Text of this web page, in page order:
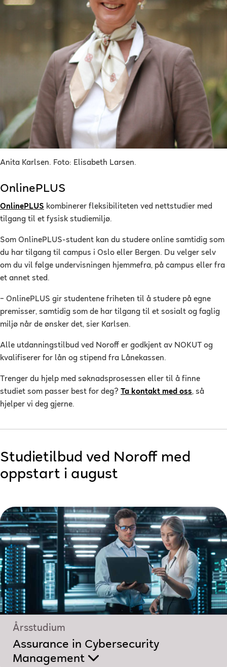
Anita Karlsen. Foto: Elisabeth Larsen.
OnlinePLUS
OnlinePLUS kombinerer fleksibiliteten ved nettstudier med
tilgang til et fysisk studiemiljø.
Som OnlinePLUS-student kan du studere online samtidig som
du har tilgang til campus i Oslo eller Bergen. Du velger selv
om du vil følge undervisningen hjemmefra, på campus eller fra
et annet sted.
– OnlinePLUS gir studentene friheten til å studere på egne
premisser, samtidig som de har tilgang til et sosialt og faglig
miljø når de ønsker det, sier Karlsen.
Alle utdanningstilbud ved Noroff er godkjent av NOKUT og
kvalifiserer for lån og stipend fra Lånekassen.
Trenger du hjelp med søknadsprosessen eller til å finne
studiet som passer best for deg? Ta kontakt med oss, så
hjelper vi deg gjerne.
Studietilbud ved Noroff med
oppstart i august
Årsstudium
Assurance in Cybersecurity
Management